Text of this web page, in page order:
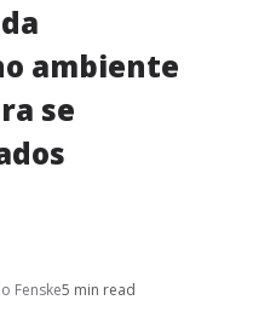
ambiente
se
Fenske5 min read